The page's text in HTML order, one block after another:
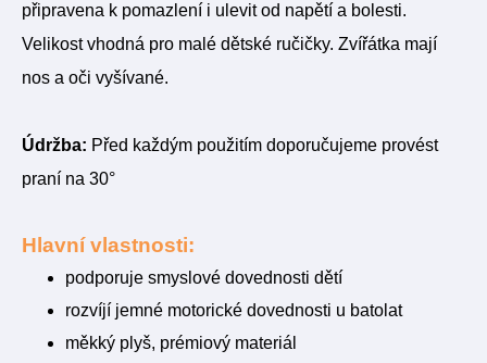
připravena k pomazlení i ulevit od napětí a bolesti.
Velikost vhodná pro malé dětské ručičky. Zvířátka mají
nos a oči vyšívané.
Údržba: Před každým použitím doporučujeme provést
praní na 30°
Hlavní vlastnosti:
podporuje smyslové dovednosti dětí
rozvíjí jemné motorické dovednosti u batolat
měkký plyš, prémiový materiál